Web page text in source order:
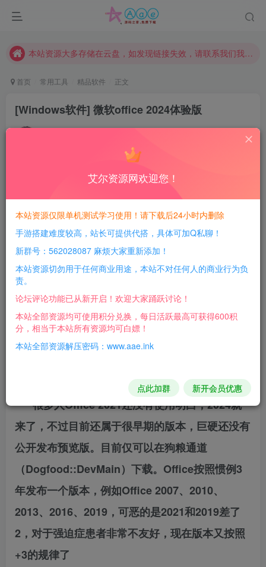
本网站的文章部分内容可能来源于网络，仅供大家学习与参考，如有侵权，请联系站长QQ466107887进行删除处理。
本站资源大多存储在云盘，如发现链接失效，请联系我们我们会第一时间更新。
请勿相信任何评论区广告！以免上当受骗！
本网站的文章部分内容可能来源于网络，仅供大家学习与参考，如有侵权，请联系站长QQ466107887进行删除处理。
首页 常用工具 精品软件 正文
[Windows软件] 微软office 2024体验版
关注
每日活跃最高可获得600积分！所有资源可以使用
积分免费兑换！
软件介绍：
提前声明：本软件的安装使用方法
来自一位大神！现在还是预览版，请
大伙斟酌下载使用，至于怎么激活自
行寻找方法吧，肯定是能够激活使用
很多人Office 2021还没有使用明白，2024就
来了，不过目前还属于很早期的版本，巨硬还没有
公开发布预览版。目前仅可以在狗粮通道
（Dogfood::DevMain）下载。Office按照惯例3
年发布一个版本，例如Office 2007、2010、
2013、2016、2019，可恶的是2021和2019差了
2，对于强迫症患者非常不友好，现在版本又按照
+3的规律了
艾尔资源网欢迎您！
本站资源仅限单机测试学习使用！请下载后24小时内删除
手游搭建难度较高，站长可提供代搭，具体可加Q私聊！
新群号：562028087 麻烦大家重新添加！
本站资源切勿用于任何商业用途，本站不对任何人的商业行为负
责。
论坛评论功能已从新开启！欢迎大家踊跃讨论！
本站全部资源均可使用积分兑换，每日活跃最高可获得600积
分，相当于本站所有资源均可白嫖！
本站全部资源解压密码：www.aae.ink
点此加群 新开会员优惠